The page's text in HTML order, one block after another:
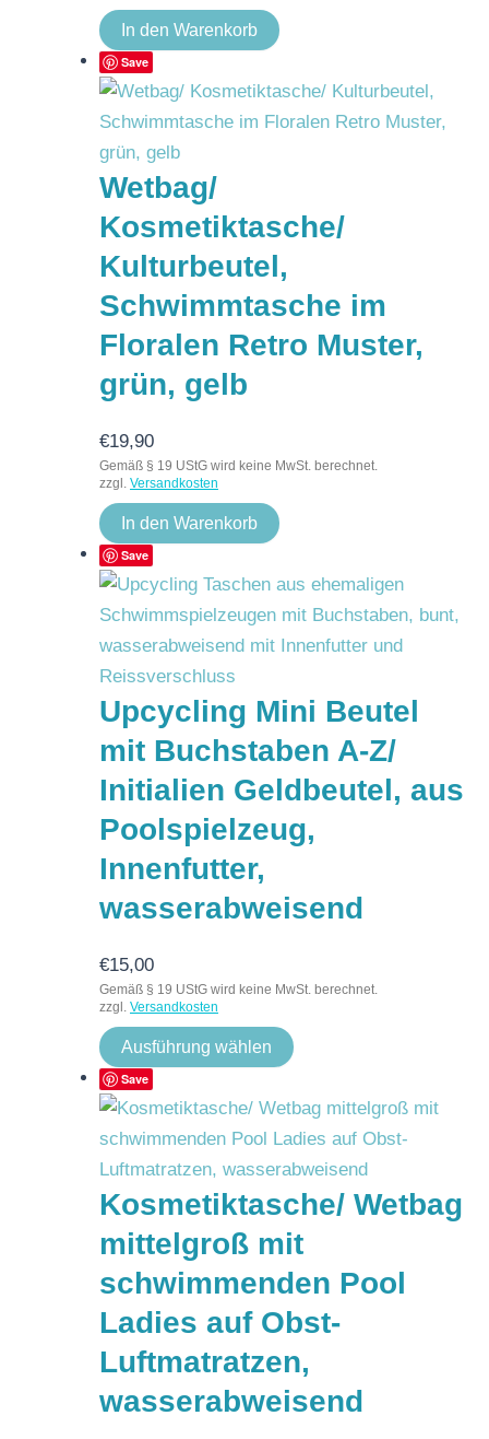
In den Warenkorb
Save
Wetbag/
Kosmetiktasche/
Kulturbeutel,
Schwimmtasche im
Floralen Retro Muster,
grün, gelb
€19,90
Gemäß § 19 UStG wird keine MwSt. berechnet.
zzgl. Versandkosten
In den Warenkorb
Save
Upcycling Mini Beutel
mit Buchstaben A-Z/
Initialien Geldbeutel, aus
Poolspielzeug,
Innenfutter,
wasserabweisend
€15,00
Gemäß § 19 UStG wird keine MwSt. berechnet.
zzgl. Versandkosten
Ausführung wählen
Save
Kosmetiktasche/ Wetbag
mittelgroß mit
schwimmenden Pool
Ladies auf Obst-
Luftmatratzen,
wasserabweisend